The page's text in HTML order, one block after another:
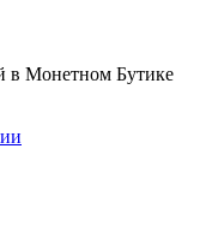
в Монетном Бутике